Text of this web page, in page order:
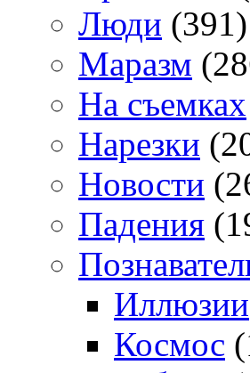
Люди (391)
Маразм
На съемках
Нарезки
Новости
Падения
Иллюзии
Космос